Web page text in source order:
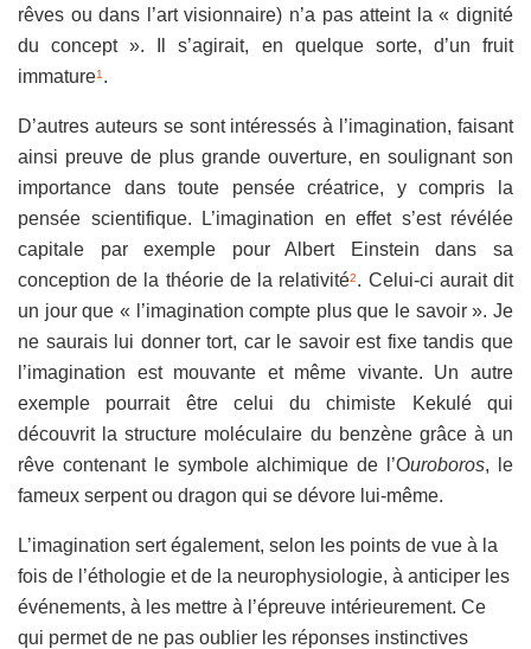
rêves ou dans l’art visionnaire) n’a pas atteint la « dignité
du concept ». Il s’agirait, en quelque sorte, d’un fruit
immature1 .
D’autres auteurs se sont intéressés à l’imagination, faisant
ainsi preuve de plus grande ouverture, en soulignant son
importance dans toute pensée créatrice, y compris la
pensée scientifique. L’imagination en effet s’est révélée
capitale par exemple pour Albert Einstein dans sa
conception de la théorie de la relativité2. Celui-ci aurait dit
un jour que « l’imagination compte plus que le savoir ». Je
ne saurais lui donner tort, car le savoir est fixe tandis que
l’imagination est mouvante et même vivante. Un autre
exemple pourrait être celui du chimiste Kekulé qui
découvrit la structure moléculaire du benzène grâce à un
rêve contenant le symbole alchimique de l’Ouroboros, le
fameux serpent ou dragon qui se dévore lui-même.
L’imagination sert également, selon les points de vue à la
fois de l’éthologie et de la neurophysiologie, à anticiper les
événements, à les mettre à l’épreuve intérieurement. Ce
qui permet de ne pas oublier les réponses instinctives